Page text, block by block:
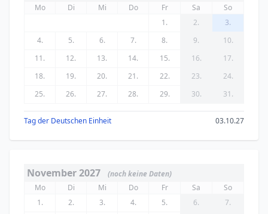
Mo
Di Mi Do Fr Sa
So
1.
2.
3.
4.
5. 6. 7. 8. 9.
10.
11.
12. 13. 14. 15. 16.
17.
18.
19. 20. 21. 22. 23.
24.
25.
26. 27. 28. 29. 30. 31.
Tag der Deutschen Einheit 03.10.27
November 2027
(noch keine Daten)
Mo
Di Mi Do Fr Sa
So
1.
2. 3. 4. 5. 6.
7.